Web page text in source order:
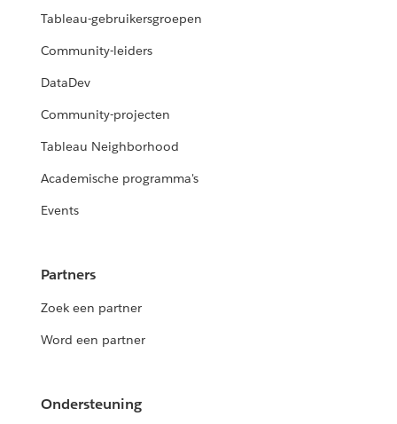
Tableau-gebruikersgroepen
Community-leiders
DataDev
Community-projecten
Tableau Neighborhood
Academische programma's
Events
Partners
Zoek een partner
Word een partner
Ondersteuning